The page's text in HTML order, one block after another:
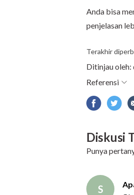
Anda bisa
penjelasan
Terakhir